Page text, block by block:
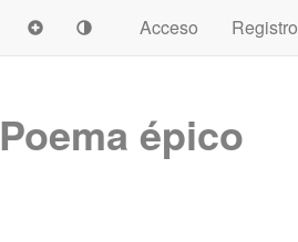
Acceso
Registro
Poema épico